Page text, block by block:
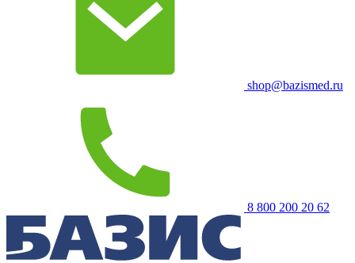
shop@bazismed.ru
8 800 200 20 62